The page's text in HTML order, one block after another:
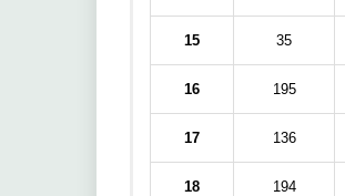
15 35
16 195
17 136
18 194